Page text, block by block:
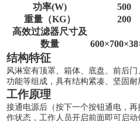
功率(W)
500
重量（KG）
200
高效过滤器尺寸及
数量
600×700×38
结构特征
风淋室有顶罩、箱体、底盘、前后
功能等组成，具有结构紧凑、坚固耐
工作原理
接通电源后（按下一个按钮通电，
作状态，工作人员开启前面即可启